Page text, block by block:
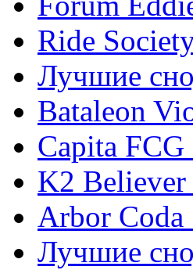
Ride
Лучшие
Bataleon
Capita FCG
K2 Believer
Arbor Coda
Лучшие